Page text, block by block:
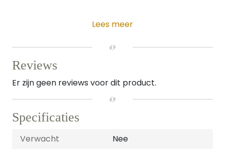
Lees meer
Reviews
Er zijn geen reviews voor dit product.
Specificaties
Verwacht
Nee